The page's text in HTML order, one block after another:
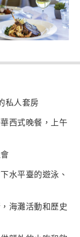
私人套房
西式晚餐，上午
水平臺的遊泳、
海灘活動和歷史